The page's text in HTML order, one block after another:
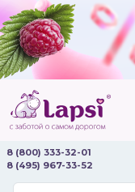
8 (800) 333-32-01
8 (495) 967-33-52